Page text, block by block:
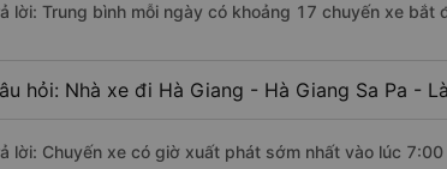
lời: Trung bình mỗi ngày có khoảng 17 chuyến xe bắt
hỏi: Nhà xe đi Hà Giang - Hà Giang Sa Pa -
lời: Chuyến xe có giờ xuất phát sớm nhất vào lúc